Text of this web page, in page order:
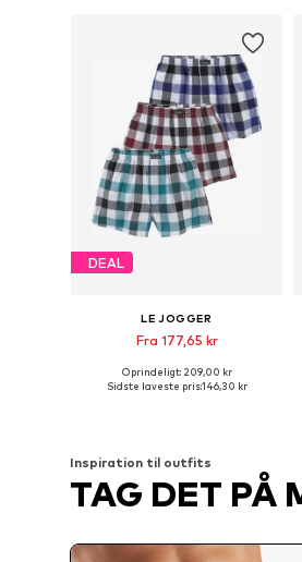
DEAL
LE JOGGER
Fra 177,65 kr
Fås i mange størrelser
Oprindeligt: 209,00 kr
Sidste laveste pris:146,30 kr
Inspiration til outfits
TAG DET PÅ